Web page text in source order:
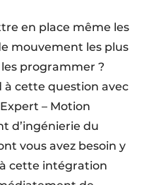
en place même les
mouvement les plus
programmer ?
à cette question avec
– Motion
d’ingénierie du
vous avez besoin y
cette intégration